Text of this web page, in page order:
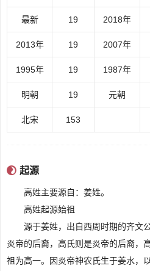
最新 19 2018年
2013年 19 2007年
1995年 19 1987年
明朝 19 元朝
北宋 153
起源
高姓主要源自：姜姓。
高姓起源始祖
源于姜姓，出自西周时期的齐文
炎帝的后裔，高氏则是炎帝的后裔，
祖为高一。因炎帝神农氏生于姜水，